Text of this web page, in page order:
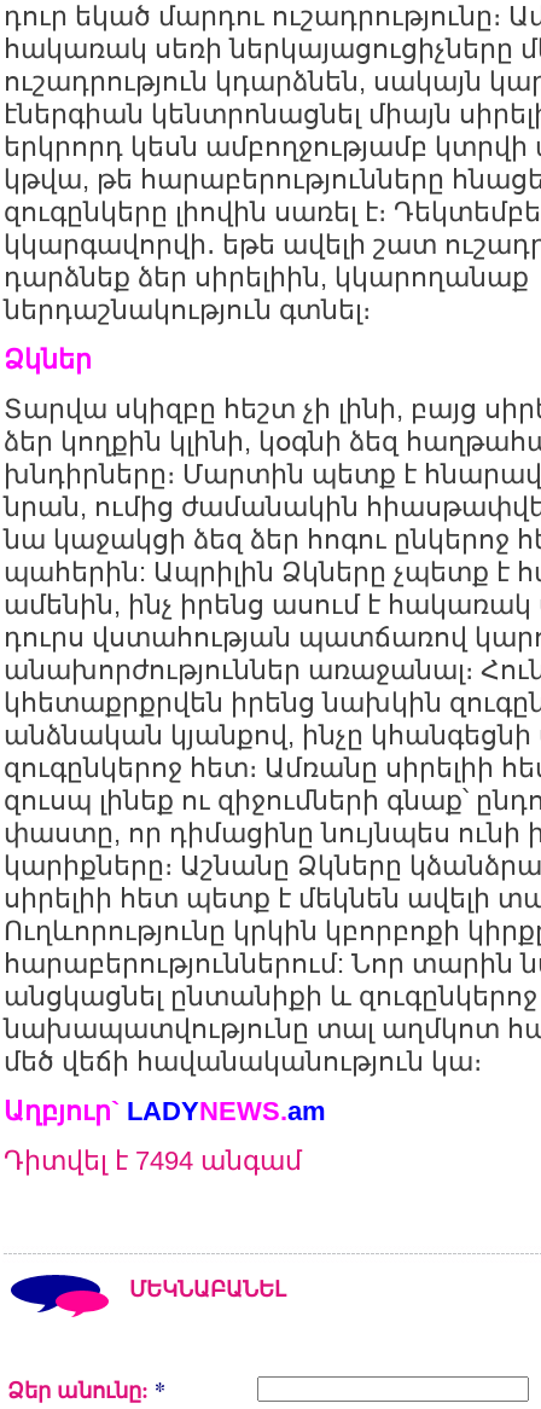
դուր եկած մարդու ուշադրությունը։
հակառակ սեռի ներկայացուցիչները
ուշադրություն կդարձնեն, սակայն
էներգիան կենտրոնացնել միայն
երկրորդ կեսն ամբողջությամբ
կթվա, թե հարաբերությունները
զուգընկերը լիովին սառել է։
կկարգավորվի․ եթե ավելի շատ
դարձնեք ձեր սիրելիին, կկարողանաք
ներդաշնակություն գտնել։
Ձկներ
Տարվա սկիզբը հեշտ չի լինի, բայց
ձեր կողքին կլինի, կօգնի ձեզ
խնդիրները։ Մարտին պետք է
նրան, ումից ժամանակին
նա կաջակցի ձեզ ձեր հոգու ընկերոջ
պահերին: Ապրիլին Ձկները չպետք է
ամենին, ինչ իրենց ասում է
դուրս վստահության պատճառով
անախորժություններ առաջանալ։
կհետաքրքրվեն իրենց նախկին
անձնական կյանքով, ինչը կհանգեցնի
զուգընկերոջ հետ։ Ամռանը սիրելիի
զուսպ լինեք ու զիջումների գնաք՝
փաստը, որ դիմացինը նույնպես ունի
կարիքները։ Աշնանը Ձկները
սիրելիի հետ պետք է մեկնեն ավելի
Ուղևորությունը կրկին կբորբոքի
հարաբերություններում: Նոր տարին
անցկացնել ընտանիքի և
նախապատվությունը տալ աղմկոտ
մեծ վեճի հավանականություն կա։
Աղբյուր` LADYNEWS.am
Դիտվել է 7494 անգամ
ՄԵԿՆԱԲԱՆԵԼ
Ձեր անունը: *